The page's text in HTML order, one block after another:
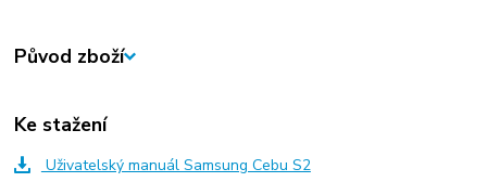
Původ zboží
Ke stažení
Uživatelský manuál Samsung Cebu S2